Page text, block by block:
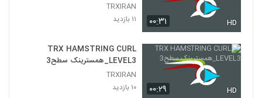
۰۰:۳۱ HD
TRXIRAN
۱۱ بازدید
۰۰:۲۹ HD
TRX HAMSTRING CURL
LEVEL3_همسترینک سطح3
TRXIRAN
۱۰ بازدید